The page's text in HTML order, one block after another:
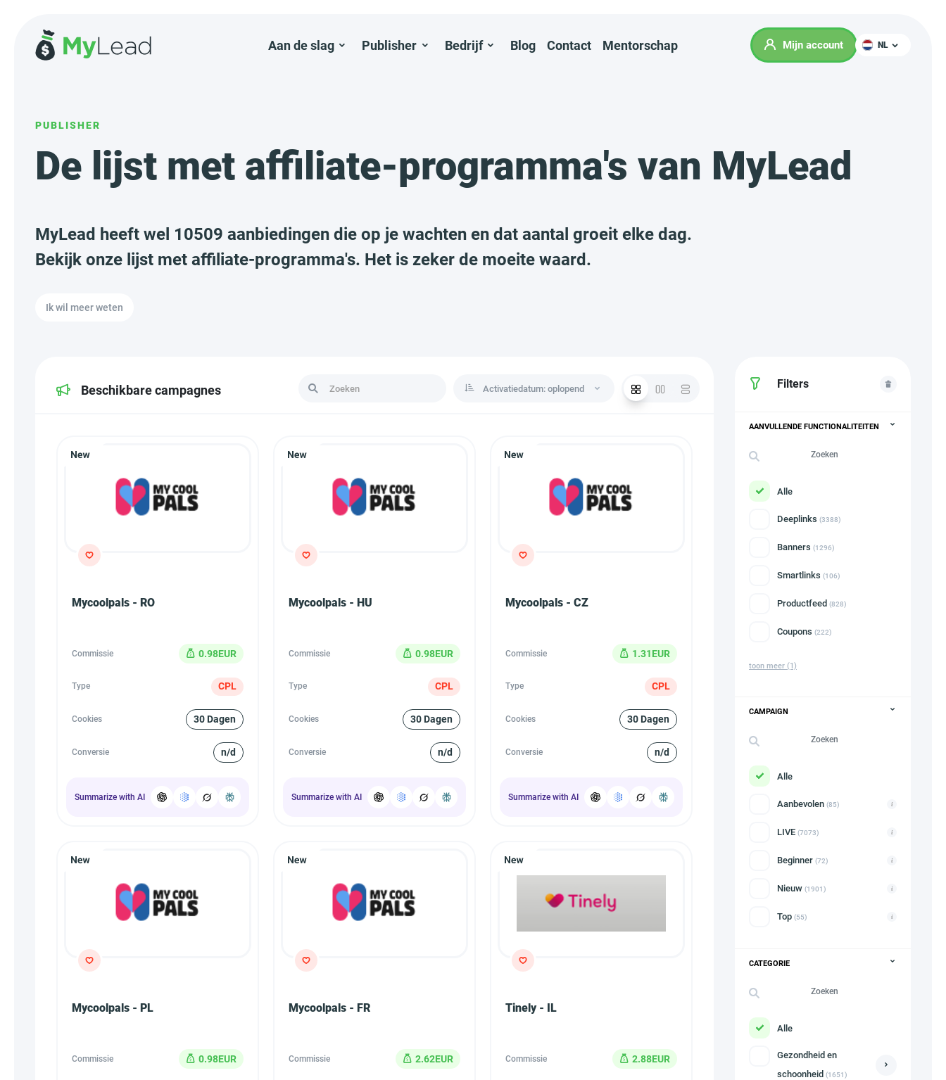
Aan de slag Publisher Bedrijf Blog Contact Mentorschap Mijn account NL
PUBLISHER
De lijst met affiliate-programma's van MyLead
MyLead heeft wel 10509 aanbiedingen die op je wachten en dat aantal groeit elke dag.
Bekijk onze lijst met affiliate-programma's. Het is zeker de moeite waard.
Ik wil meer weten
Beschikbare campagnes Activatiedatum: oplopend
Mycoolpals - RO
Commissie 0.98EUR
Type CPL
Cookies 30 Dagen
Conversie n/d
Summarize with AI
Mycoolpals - HU
Commissie 0.98EUR
Type CPL
Cookies 30 Dagen
Conversie n/d
Summarize with AI
Mycoolpals - CZ
Commissie 1.31EUR
Type CPL
Cookies 30 Dagen
Conversie n/d
Summarize with AI
Mycoolpals - PL
Commissie 0.98EUR
Mycoolpals - FR
Commissie 2.62EUR
Tinely - IL
Commissie 2.88EUR
Filters
AANVULLENDE FUNCTIONALITEITEN
Alle
Deeplinks (3388)
Banners (1296)
Smartlinks (106)
Productfeed (828)
Coupons (222)
toon meer (1)
CAMPAIGN
Alle
Aanbevolen (85)
LIVE (7073)
Beginner (72)
Nieuw (1901)
Top (55)
CATEGORIE
Alle
Gezondheid en
schoonheid (1651)